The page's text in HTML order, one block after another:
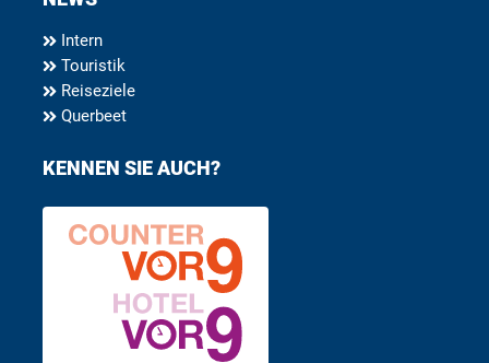
Intern
Touristik
Reiseziele
Querbeet
KENNEN SIE AUCH?